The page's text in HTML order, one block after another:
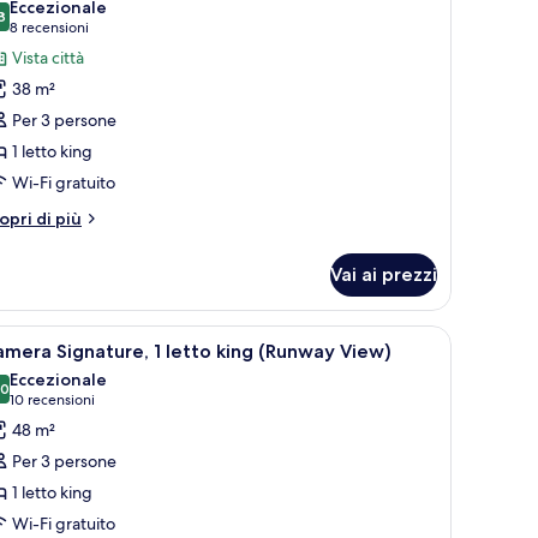
su 10
Eccezionale
8 recensioni
(8
recensioni)
Vista città
38 m²
Per 3 persone
1 letto king
Wi-Fi gratuito
di più
Vai ai prezzi
e montagne.
a immersione totale Una camera d'albergo con un'ampia
5 Signature, 1 letto king (Runway View)
su 10
Eccezionale
10 recensioni
(10
recensioni)
48 m²
Per 3 persone
1 letto king
Wi-Fi gratuito